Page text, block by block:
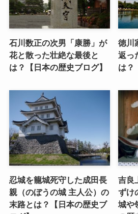
石川数正の次男「康勝」が
花と散った壮絶な最後と
は？【日本の歴史ブログ】
徳川
返っ
は？
忍城を籠城死守した成田長
親（のぼうの城 主人公）の
末路とは？【日本の歴史ブ
吉良
ずけ
城や